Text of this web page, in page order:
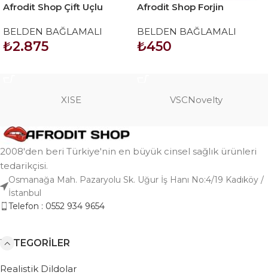
Afrodit Shop Çift Uçlu
BELDEN BAĞLAMALI
₺2.875
Afrodit Shop Forjin
Belden Bağlama Kemeri
Kırmızı
BELDEN BAĞLAMALI
₺450
XISE VSCNovelty
2008'den beri Türkiye'nin en büyük cinsel sağlık ürünleri
tedarikçisi.
Osmanağa Mah. Pazaryolu Sk. Uğur İş Hanı No:4/19 Kadıköy /
İstanbul
Telefon : 0552 934 9654
KATEGORILER
Realistik Dildolar